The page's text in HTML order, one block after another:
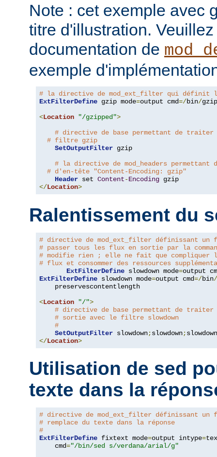
Note : cet exemple avec
titre d'illustration.
documentation de
exemple
# la directive de mod_ext_filter qui définit
ExtFilterDefine gzip mode=output cmd=/bin/gzip
<Location "/gzipped">
# directive de base permettant de
# filtre gzip
SetOutputFilter gzip
# la directive de mod_headers permettant
# d'en-tête "Content-Encoding: gzip"
Header set Content-Encoding
</Location>
Ralentissement du
# directive de mod_ext_filter définissant
# passer tous les flux en sortie par la
# modifie rien ; elle ne fait que compliquer le
# flux et consommer des ressources
ExtFilterDefine slowdown mode=output
ExtFilterDefine slowdown mode=output cmd=/bin/
    preservescontentlength
<Location "/">
# directive de base permettant de
# sortie avec le filtre slowdown
#
SetOutputFilter slowdown;slowdown;
</Location>
Utilisation de sed
texte dans la
# directive de mod_ext_filter définissant
# remplace du texte dans la réponse
#
ExtFilterDefine fixtext mode=output intype=
    cmd
="/bin/sed s/verdana/arial/g"